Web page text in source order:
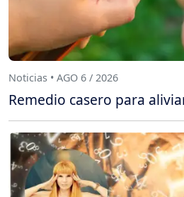
Noticias • AGO 6 / 2026
Remedio casero para